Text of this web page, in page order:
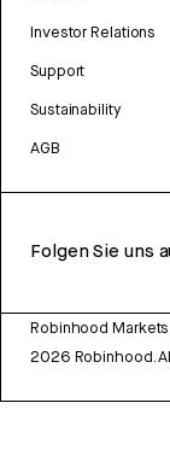
Investor Relations
Support
Sustainability
AGB
Folgen Sie uns
Robinhood
2026 Robinhood.